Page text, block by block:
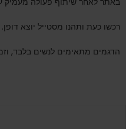
רכשו כעת ותהנו מסטייל יוצא דופן.
הדגמים מתאימים לנשים בלבד,